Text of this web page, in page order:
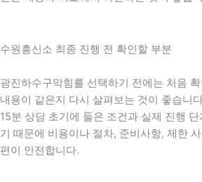
수원흥신소 최종 진행 전 확인할 부분
광진하수구막힘를 선택하기 전에는 처음
내용이 같은지 다시 살펴보는 것이 좋습니
15분 상담 초기에 들은 조건과 실제 진행
기 때문에 비용이나 절차, 준비사항, 제한
편이 안전합니다.